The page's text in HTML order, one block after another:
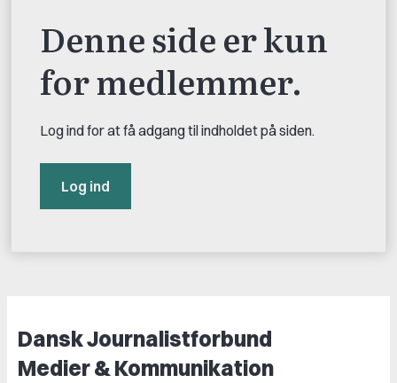
Denne side er kun
for medlemmer.
Log ind for at få adgang til indholdet på siden.
Log ind
Dansk Journalistforbund
Medier & Kommunikation